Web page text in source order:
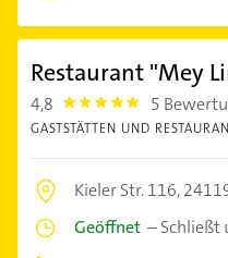
Restaurant "Mey
4,8 4.8 5
GASTSTÄTTEN UND
Kieler Str. 116,
Geöffnet –Schließt